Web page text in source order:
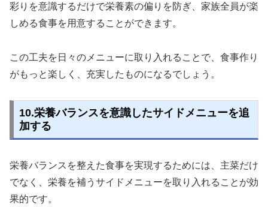
彩りを意識するだけで栄養素の偏りを防ぎ、家族全員が楽
しめる食事を用意することができます。
この工夫を日々のメニューに取り入れることで、食事作り
がもっと楽しく、充実したものになるでしょう。
10.栄養バランスを意識したサイドメニューを追
加する
栄養バランスを整えた食事を実現するためには、主菜だけ
でなく、栄養を補うサイドメニューを取り入れることが効
果的です。